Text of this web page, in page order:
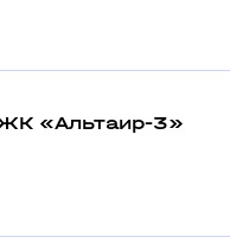
«Альтаир-3»